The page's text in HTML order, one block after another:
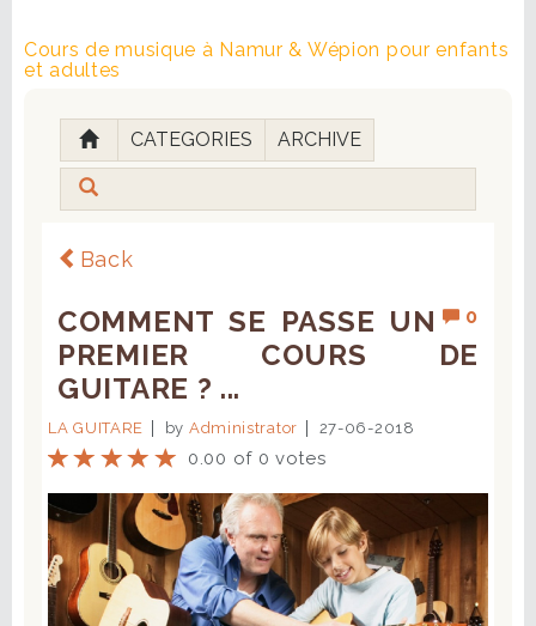
Cours de musique à Namur & Wépion pour enfants
et adultes
CATEGORIES ARCHIVE
Back
0
COMMENT SE PASSE UN
PREMIER COURS DE
GUITARE ? ...
LA GUITARE by Administrator 27-06-2018
0.00 of 0 votes